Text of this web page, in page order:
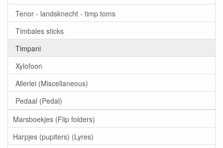
Tenor - landsknecht - timp toms
Timbales sticks
Timpani
Xylofoon
Allerlei (Miscellaneous)
Pedaal (Pedal)
Marsboekjes (Flip folders)
Harpjes (pupiters) (Lyres)